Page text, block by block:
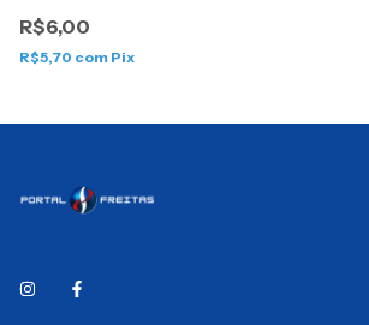
R$6,00
R$5,70 com Pix